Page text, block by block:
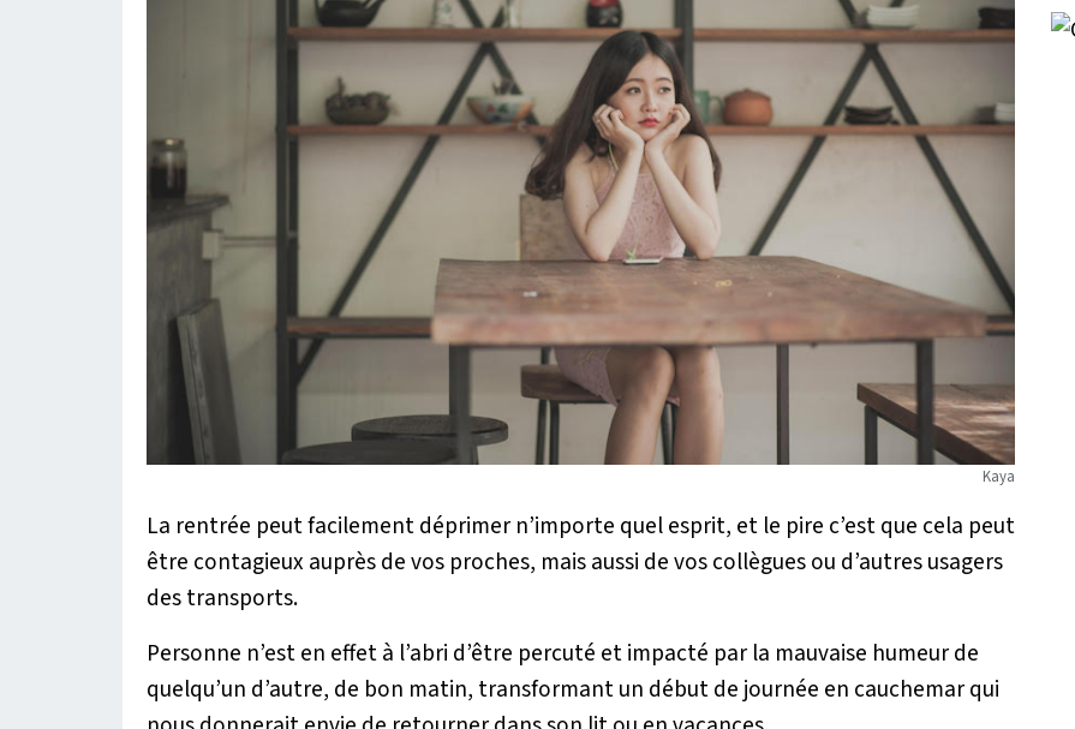
Kaya
La rentrée peut facilement déprimer n’importe quel esprit, et le pire c’est que cela peut
être contagieux auprès de vos proches, mais aussi de vos collègues ou d’autres usagers
des transports.
Personne n’est en effet à l’abri d’être percuté et impacté par la mauvaise humeur de
quelqu’un d’autre, de bon matin, transformant un début de journée en cauchemar qui